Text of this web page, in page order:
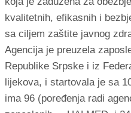
kvalitetnih, efikasnih i
sa ciljem zaštite javnog
Agencija je preuzela
Republike Srpske i iz
lijekova, i startovala je sa
ima 96 (poređenja radi